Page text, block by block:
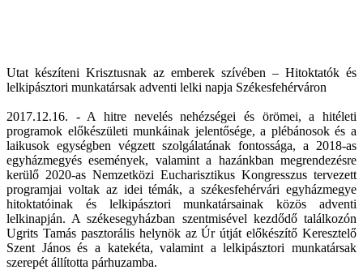
Utat készíteni Krisztusnak az emberek szívében – Hitoktatók és
lelkipásztori munkatársak adventi lelki napja Székesfehérváron
2017.12.16. - A hitre nevelés nehézségei és örömei, a hitéleti
programok előkészületi munkáinak jelentősége, a plébánosok és a
laikusok egységben végzett szolgálatának fontossága, a 2018-as
egyházmegyés események, valamint a hazánkban megrendezésre
kerülő 2020-as Nemzetközi Eucharisztikus Kongresszus tervezett
programjai voltak az idei témák, a székesfehérvári egyházmegye
hitoktatóinak és lelkipásztori munkatársainak közös adventi
lelkinapján. A székesegyházban szentmisével kezdődő találkozón
Ugrits Tamás pasztorális helynök az Úr útját előkészítő Keresztelő
Szent János és a katekéta, valamint a lelkipásztori munkatársak
szerepét állította párhuzamba.